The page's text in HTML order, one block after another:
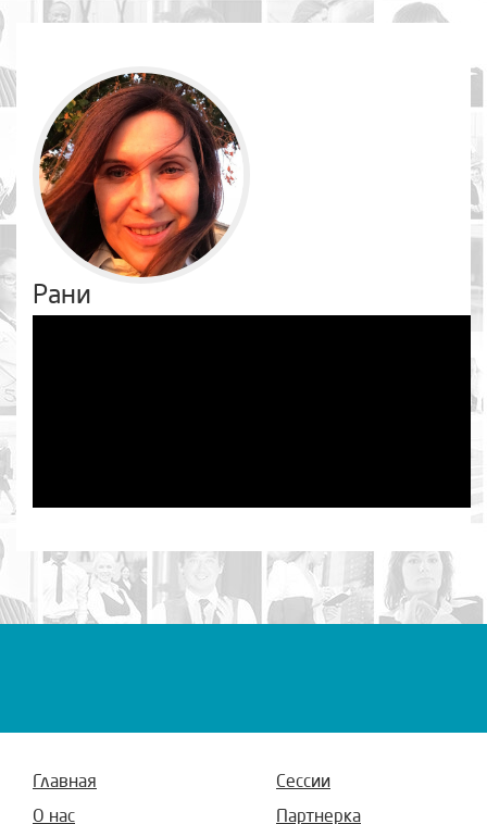
Рани
Главная
О нас
Сессии
Партнерка